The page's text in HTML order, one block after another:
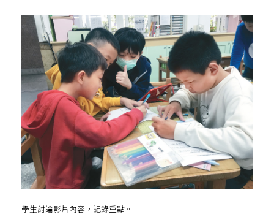
學生討論影片內容，記錄重點。